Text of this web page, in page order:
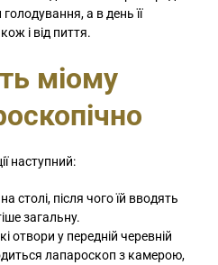
а в день її
і від пиття.
міому
наступний:
столі, після чого їй вводять
загальну.
отвори у передній черевній
лапароскоп з камерою,